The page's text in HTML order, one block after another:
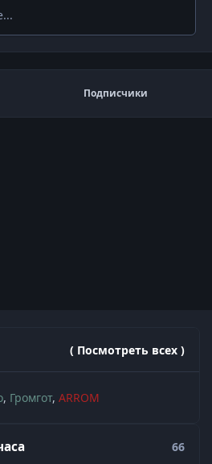
Подписчики
( Посмотреть всех )
Громгот ARROM
66